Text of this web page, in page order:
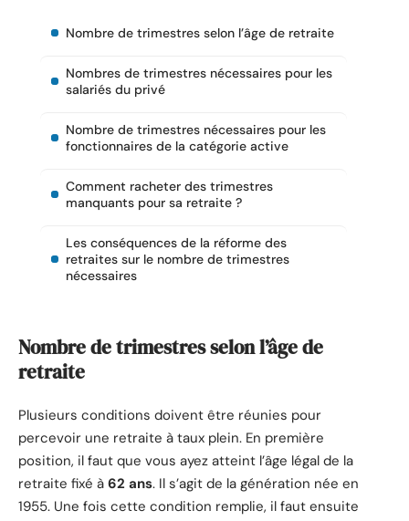
Nombre de trimestres selon l’âge de retraite
Nombres de trimestres nécessaires pour les
salariés du privé
Nombre de trimestres nécessaires pour les
fonctionnaires de la catégorie active
Comment racheter des trimestres
manquants pour sa retraite ?
Les conséquences de la réforme des
retraites sur le nombre de trimestres
nécessaires
Nombre de trimestres selon l’âge de
retraite
Plusieurs conditions doivent être réunies pour
percevoir une retraite à taux plein. En première
position, il faut que vous ayez atteint l’âge légal de la
retraite fixé à 62 ans. Il s’agit de la génération née en
1955. Une fois cette condition remplie, il faut ensuite